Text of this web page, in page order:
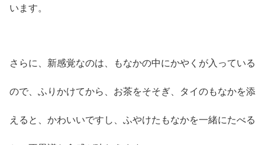
います。
さらに、新感覚なのは、もなかの中にかやくが入っている
ので、ふりかけてから、お茶をそそぎ、タイのもなかを添
えると、かわいいですし、ふやけたもなかを一緒にたべる